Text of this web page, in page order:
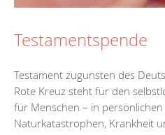
Testamentspende
Testament zugunsten des
Rote Kreuz steht für den
für Menschen – in
Naturkatastrophen, Krankheit